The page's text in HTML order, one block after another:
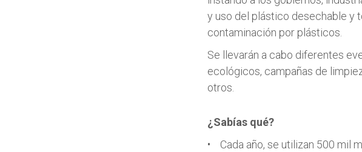
y uso del plástico desechable y
contaminación por plásticos.
Se llevarán a cabo diferentes
ecológicos, campañas de
otros.
¿Sabías qué?
• Cada año, se utilizan 500 mil